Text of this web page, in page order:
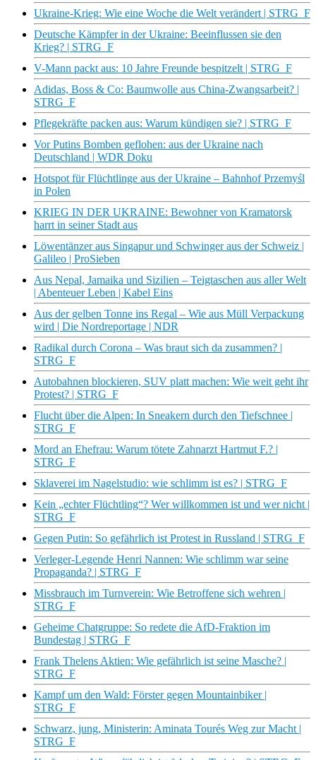
Ukraine-Krieg: Wie eine Woche die Welt verändert | STRG_F
Deutsche Kämpfer in der Ukraine: Beeinflussen sie den
Krieg? | STRG_F
V-Mann packt aus: 10 Jahre Freunde bespitzelt | STRG_F
Adidas, Boss & Co: Baumwolle aus China-Zwangsarbeit? |
STRG_F
Pflegekräfte packen aus: Warum kündigen sie? | STRG_F
Vor Putins Bomben geflohen: aus der Ukraine nach
Deutschland | WDR Doku
Hotspot für Flüchtlinge aus der Ukraine – Bahnhof Przemyśl
in Polen
KRIEG IN DER UKRAINE: Bewohner von Kramatorsk
harrt in seiner Stadt aus
Löwentänzer aus Singapur und Schwinger aus der Schweiz |
Galileo | ProSieben
Aus Nepal, Jamaika und Sizilien – Teigtaschen aus aller Welt
| Abenteuer Leben | Kabel Eins
Aus der gelben Tonne ins Regal – Wie aus Müll Verpackung
wird | Die Nordreportage | NDR
Radikal durch Corona – Was braut sich da zusammen? |
STRG_F
Autobahnen blockieren, SUV platt machen: Wie weit geht ihr
Protest? | STRG_F
Flucht über die Alpen: In Sneakern durch den Tiefschnee |
STRG_F
Mord an Ehefrau: Warum tötete Zahnarzt Hartmut F.? |
STRG_F
Sklaverei im Nagelstudio: wie schlimm ist es? | STRG_F
Kein „echter Flüchtling“? Wer willkommen ist und wer nicht |
STRG_F
Gegen Putin: So gefährlich ist Protest in Russland | STRG_F
Verleger-Legende Henri Nannen: Wie schlimm war seine
Propaganda? | STRG_F
Missbrauch im Turnverein: Wie Betroffene sich wehren |
STRG_F
Geheime Chatgruppe: So redete die AfD-Fraktion im
Bundestag | STRG_F
Frank Thelens Aktien: Wie gefährlich ist seine Masche? |
STRG_F
Kampf um den Wald: Förster gegen Mountainbiker |
STRG_F
Schwarz, jung, Ministerin: Aminata Tourés Weg zur Macht |
STRG_F